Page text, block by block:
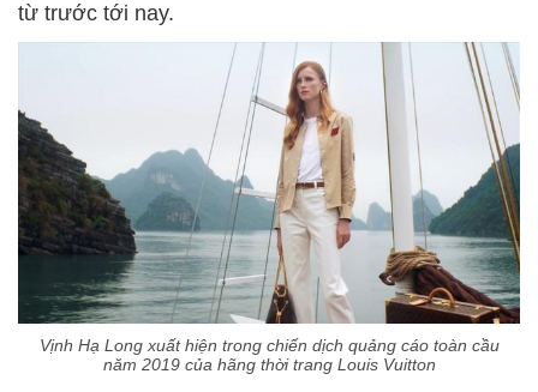
từ trước tới nay.
Vịnh Hạ Long xuất hiện trong chiến dịch quảng cáo toàn cầu
năm 2019 của hãng thời trang Louis Vuitton